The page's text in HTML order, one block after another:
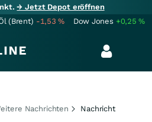
→ Jetzt Depot eröffnen
(Brent) -1,53% Dow Jones +0,25%
Nachrichten Nachricht